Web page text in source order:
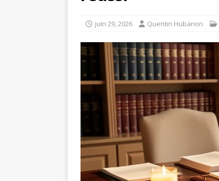
juin 29, 2026 Quentin Hubanon